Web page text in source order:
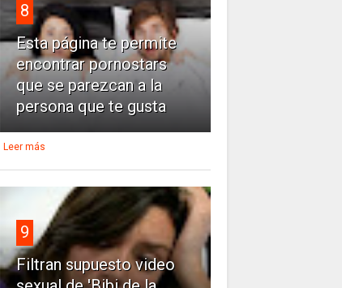
8
Esta página te permite
encontrar pornostars
que se parezcan a la
persona que te gusta
Leer más
9
Filtran supuesto video